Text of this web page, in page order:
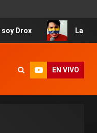
La Canción de
EN VIVO